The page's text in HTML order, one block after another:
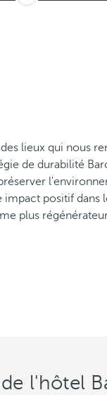
lieux qui nous
de durabilité
positif dans
plus
l'hôtel